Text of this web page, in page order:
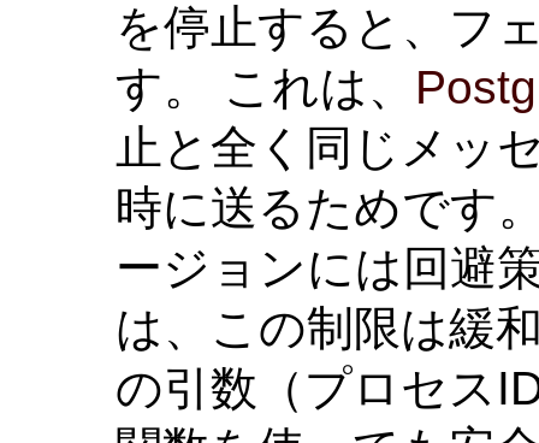
を停止すると、フ
す。 これは、
止と全く同じメッ
時に送るためです
ージョンには回避
は、この制限は緩
の引数（プロセス